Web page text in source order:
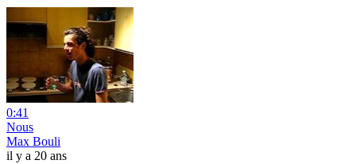
0:41
Nous
Max Bouli
il y a 20 ans